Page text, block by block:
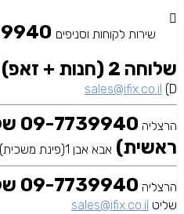
שירות לקוחות וסניפים
שלוחה 2 (חנות + זאפ)
D)
sales@ifix.co.il
הרצליה
ראשית) אבא אבן 1(פינת משכית)
הרצליה 09-7739940 שלוחה 3
שליט sales@ifix.co.il